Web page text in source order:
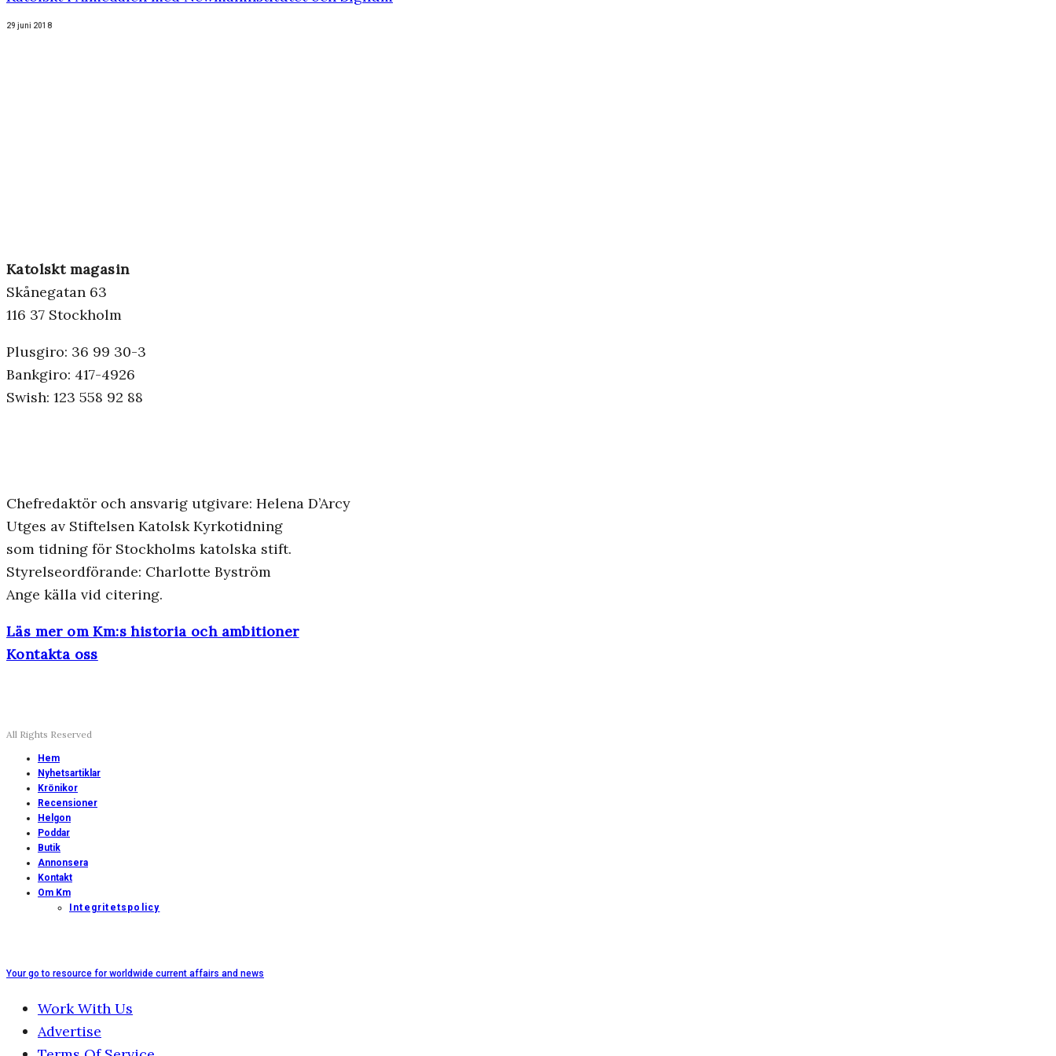
29 juni 2018
Katolskt magasin
Skånegatan 63
116 37 Stockholm
Plusgiro: 36 99 30-3
Bankgiro: 417-4926
Swish: 123 558 92 88
Chefredaktör och ansvarig utgivare: Helena D’Arcy
Utges av Stiftelsen Katolsk Kyrkotidning
som tidning för Stockholms katolska stift.
Styrelseordförande: Charlotte Byström
Ange källa vid citering.
Läs mer om Km:s historia och ambitioner
Kontakta oss
All Rights Reserved
Hem
Nyhetsartiklar
Krönikor
Recensioner
Helgon
Poddar
Butik
Annonsera
Kontakt
Om Km
Integritetspolicy
Your go to resource for worldwide current affairs and news
Work With Us
Advertise